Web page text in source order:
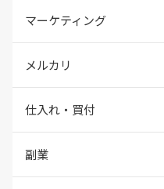
マーケティング
メルカリ
仕入れ・買付
副業